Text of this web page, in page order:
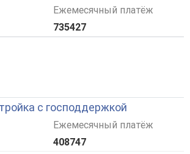
Ежемесячный платёж
735427
с господдержкой
Ежемесячный платёж
408747